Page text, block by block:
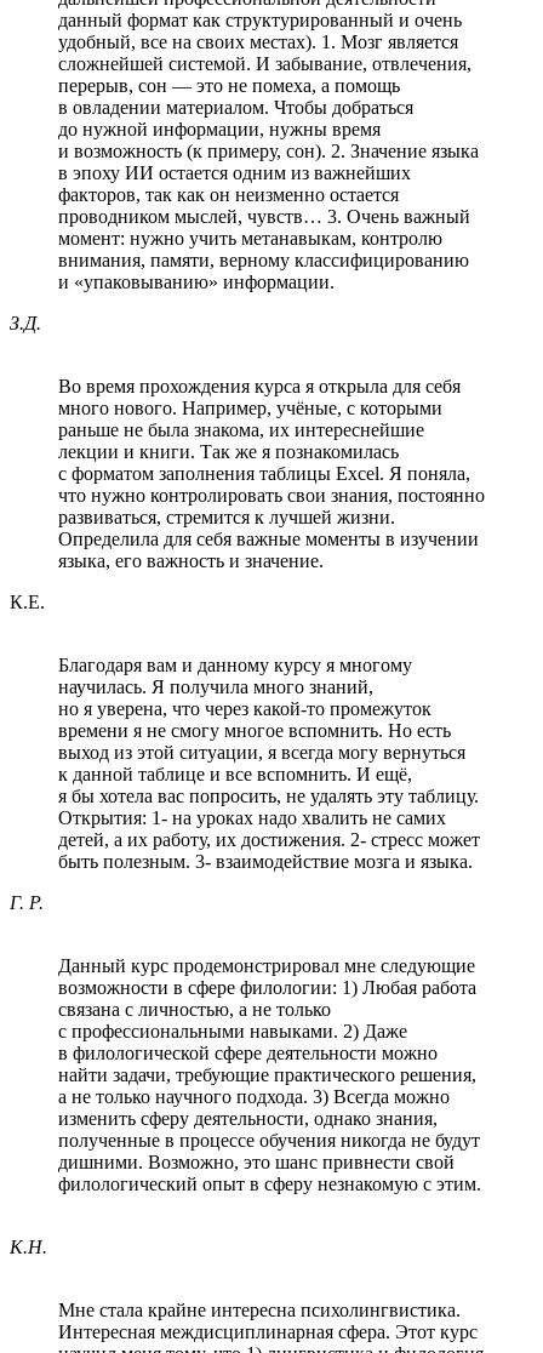
данный формат как структурированный и очень
удобный, все на своих местах). 1. Мозг является
сложнейшей системой. И забывание, отвлечения,
перерыв, сон — это не помеха, а помощь
в овладении материалом. Чтобы добраться
до нужной информации, нужны время
и возможность (к примеру, сон). 2. Значение языка
в эпоху ИИ остается одним из важнейших
факторов, так как он неизменно остается
проводником мыслей, чувств… 3. Очень важный
момент: нужно учить метанавыкам, контролю
внимания, памяти, верному классифицированию
и «упаковыванию» информации.
З.Д.
Во время прохождения курса я открыла для себя
много нового. Например, учёные, с которыми
раньше не была знакома, их интереснейшие
лекции и книги. Так же я познакомилась
с форматом заполнения таблицы Excel. Я поняла,
что нужно контролировать свои знания, постоянно
развиваться, стремится к лучшей жизни.
Определила для себя важные моменты в изучении
языка, его важность и значение.
К.Е.
Благодаря вам и данному курсу я многому
научилась. Я получила много знаний,
но я уверена, что через какой-то промежуток
времени я не смогу многое вспомнить. Но есть
выход из этой ситуации, я всегда могу вернуться
к данной таблице и все вспомнить. И ещё,
я бы хотела вас попросить, не удалять эту таблицу.
Открытия: 1- на уроках надо хвалить не самих
детей, а их работу, их достижения. 2- стресс может
быть полезным. 3- взаимодействие мозга и языка.
Г. Р.
Данный курс продемонстрировал мне следующие
возможности в сфере филологии: 1) Любая работа
связана с личностью, а не только
с профессиональными навыками. 2) Даже
в филологической сфере деятельности можно
найти задачи, требующие практического решения,
а не только научного подхода. 3) Всегда можно
изменить сферу деятельности, однако знания,
полученные в процессе обучения никогда не будут
дишними. Возможно, это шанс привнести свой
филологический опыт в сферу незнакомую с этим.
К.Н.
Мне стала крайне интересна психолингвистика.
Интересная междисциплинарная сфера. Этот курс